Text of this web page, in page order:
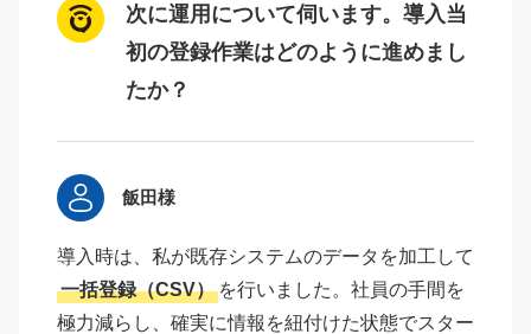
次に運用について伺います。導入当
初の登録作業はどのように進めまし
たか？
飯田様
導入時は、私が既存システムのデータを加工して
一括登録（CSV） を行いました。社員の手間を
極力減らし、確実に情報を紐付けた状態でスター